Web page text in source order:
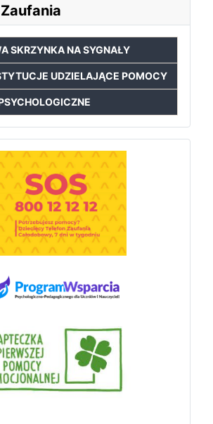
SKRZYNKA NA SYGNAŁY
UDZIELAJĄCE POMOCY